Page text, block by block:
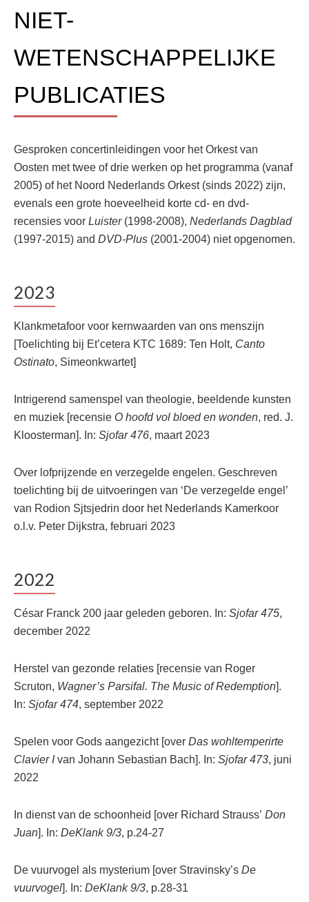
NIET-
WETENSCHAPPELIJKE
PUBLICATIES
Gesproken concertinleidingen voor het Orkest van
Oosten met twee of drie werken op het programma (vanaf
2005) of het Noord Nederlands Orkest (sinds 2022) zijn,
evenals een grote hoeveelheid korte cd- en dvd-
recensies voor Luister(1998-2008), Nederlands Dagblad
(1997-2015) and DVD-Plus (2001-2004) niet opgenomen.
2023
Klankmetafoor voor kernwaarden van ons menszijn
[Toelichting bij Et’cetera KTC 1689: Ten Holt, Canto
Ostinato, Simeonkwartet]
Intrigerend samenspel van theologie, beeldende kunsten
en muziek [recensie O hoofd vol bloed en wonden, red. J.
Kloosterman]. In: Sjofar 476, maart 2023
Over lofprijzende en verzegelde engelen. Geschreven
toelichting bij de uitvoeringen van ‘De verzegelde engel’
van Rodion Sjtsjedrin door het Nederlands Kamerkoor
o.l.v. Peter Dijkstra, februari 2023
2022
César Franck 200 jaar geleden geboren. In: Sjofar 475,
december 2022
Herstel van gezonde relaties [recensie van Roger
Scruton, Wagner’s Parsifal. The Music of Redemption].
In: Sjofar 474, september 2022
Spelen voor Gods aangezicht [over Das wohltemperirte
Clavier Ivan Johann Sebastian Bach]. In: Sjofar 473, juni
2022
In dienst van de schoonheid [over Richard Strauss’ Don
Juan]. In: DeKlank9/3, p.24-27
De vuurvogel als mysterium [over Stravinsky’s De
vuurvogel]. In: DeKlank 9/3, p.28-31